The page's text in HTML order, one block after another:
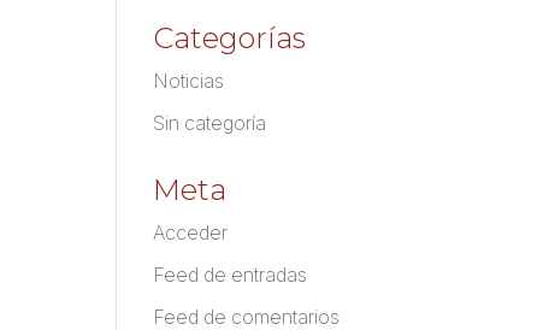
Categorías
Noticias
Sin categoría
Meta
Acceder
Feed de entradas
Feed de comentarios